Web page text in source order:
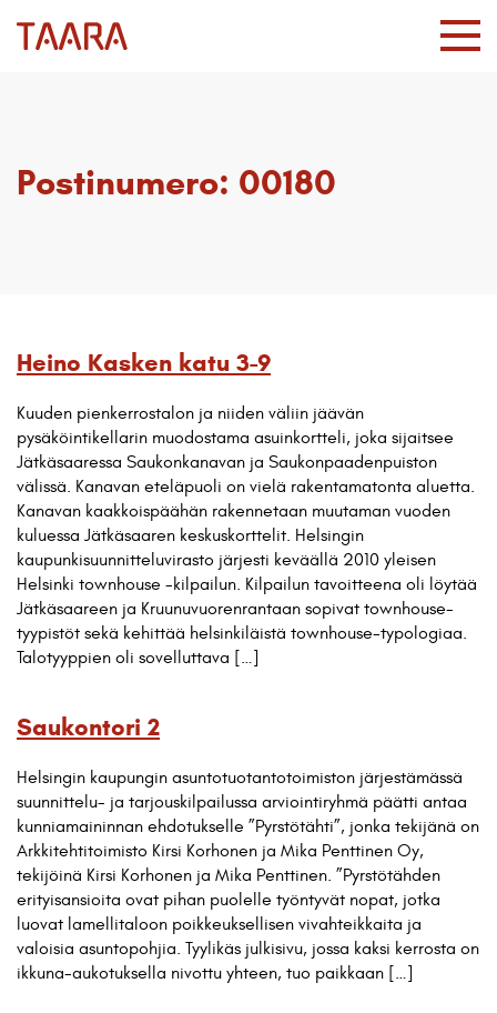
Postinumero: 00180
Heino Kasken katu 3-9
Kuuden pienkerrostalon ja niiden väliin jäävän
pysäköintikellarin muodostama asuinkortteli, joka sijaitsee
Jätkäsaaressa Saukonkanavan ja Saukonpaadenpuiston
välissä. Kanavan eteläpuoli on vielä rakentamatonta aluetta.
Kanavan kaakkoispäähän rakennetaan muutaman vuoden
kuluessa Jätkäsaaren keskuskorttelit. Helsingin
kaupunkisuunnitteluvirasto järjesti keväällä 2010 yleisen
Helsinki townhouse -kilpailun. Kilpailun tavoitteena oli löytää
Jätkäsaareen ja Kruunuvuorenrantaan sopivat townhouse-
tyypistöt sekä kehittää helsinkiläistä townhouse-typologiaa.
Talotyyppien oli sovelluttava […]
Saukontori 2
Helsingin kaupungin asuntotuotantotoimiston järjestämässä
suunnittelu- ja tarjouskilpailussa arviointiryhmä päätti antaa
kunniamaininnan ehdotukselle ”Pyrstötähti”, jonka tekijänä on
Arkkitehtitoimisto Kirsi Korhonen ja Mika Penttinen Oy,
tekijöinä Kirsi Korhonen ja Mika Penttinen. ”Pyrstötähden
erityisansioita ovat pihan puolelle työntyvät nopat, jotka
luovat lamellitaloon poikkeuksellisen vivahteikkaita ja
valoisia asuntopohjia. Tyylikäs julkisivu, jossa kaksi kerrosta on
ikkuna-aukotuksella nivottu yhteen, tuo paikkaan […]